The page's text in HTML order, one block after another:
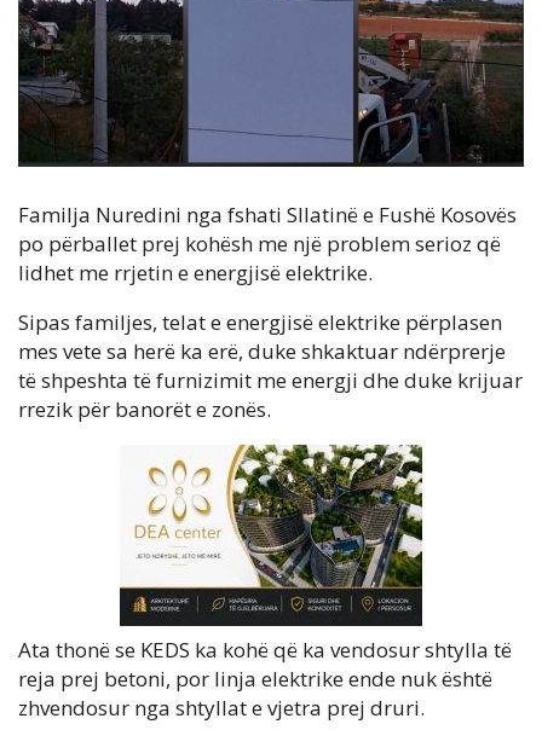
Familja Nuredini nga fshati Sllatinë e Fushë Kosovës
po përballet prej kohësh me një problem serioz që
lidhet me rrjetin e energjisë elektrike.
Sipas familjes, telat e energjisë elektrike përplasen
mes vete sa herë ka erë, duke shkaktuar ndërprerje
të shpeshta të furnizimit me energji dhe duke krijuar
rrezik për banorët e zonës.
Ata thonë se KEDS ka kohë që ka vendosur shtylla të
reja prej betoni, por linja elektrike ende nuk është
zhvendosur nga shtyllat e vjetra prej druri.